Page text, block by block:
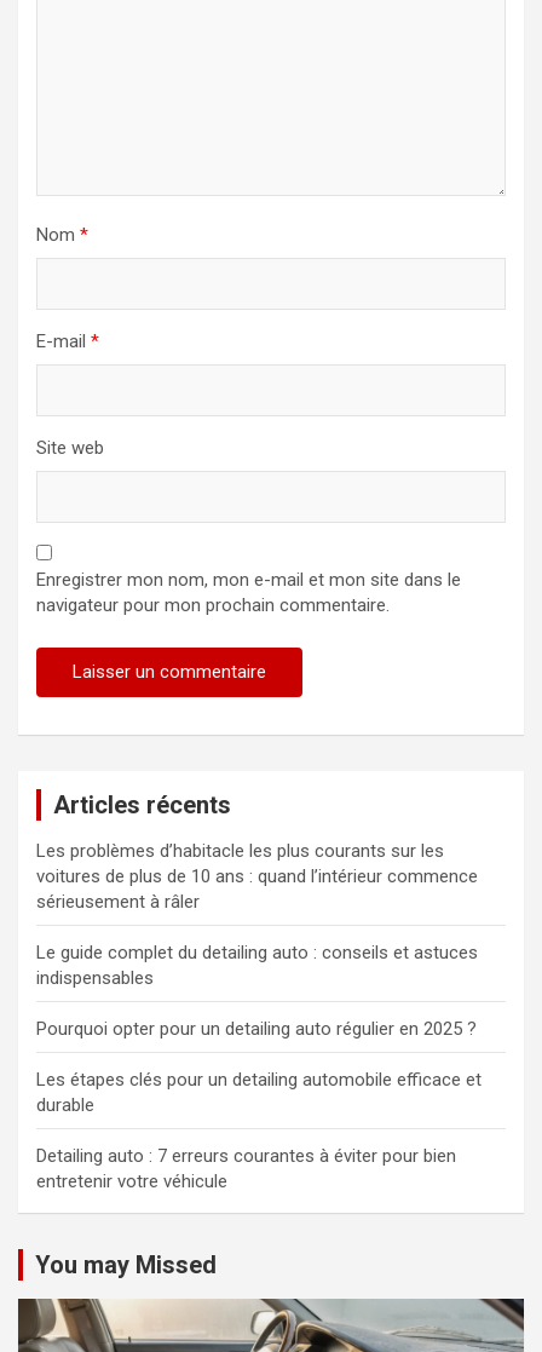
Nom *
E-mail *
Site web
Enregistrer mon nom, mon e-mail et mon site dans le
navigateur pour mon prochain commentaire.
Articles récents
Les problèmes d’habitacle les plus courants sur les
voitures de plus de 10 ans : quand l’intérieur commence
sérieusement à râler
Le guide complet du detailing auto : conseils et astuces
indispensables
Pourquoi opter pour un detailing auto régulier en 2025 ?
Les étapes clés pour un detailing automobile efficace et
durable
Detailing auto : 7 erreurs courantes à éviter pour bien
entretenir votre véhicule
You may Missed